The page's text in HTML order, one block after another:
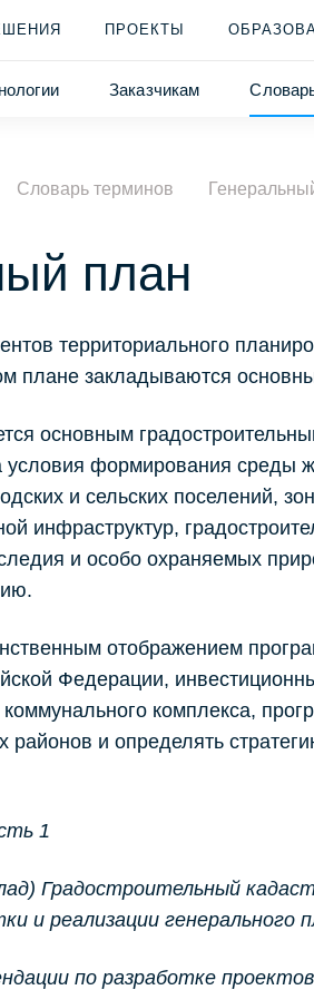
ПРОЕКТЫ
Заказчикам
Словарь терминов
план
территориального
плане закладываются
основным
условия формирования среды
и сельских поселений,
инфраструктур,
и особо охраняемых
отображением
Федерации,
комплекса,
районов и определять
1
Градостроительный
и реализации генерального
по разработке